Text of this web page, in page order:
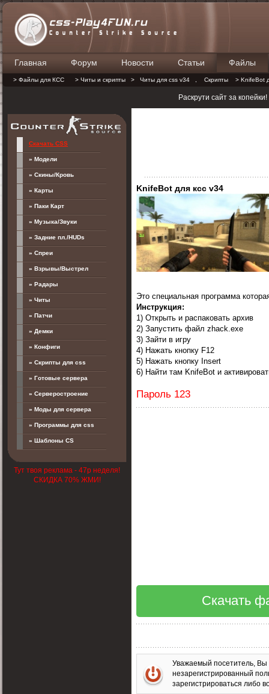
Главная Форум Новости Статьи Файлы
> Файлы для КСС > Читы и скрипты > Читы для css v34 Скрипты > KnifeBot
Раскрути сайт за
KnifeBot для ксс v34
Это специальная программа
Инструкция:
1) Открыть и распаковать архив
2) Запустить файл zhack.exe
3) Зайти в игру
4) Нажать кнопку F12
5) Нажать кнопку Insert
6) Найти там KnifeBot и
Пароль 123
Скачать
Уважаемый посетитель, Вы
незарегистрированный
зарегистрироваться либо
Скачать CSS
» Модели
» Скины/Кровь
» Карты
» Паки Карт
» Музыка/Звуки
» Задние пл./HUDs
» Спреи
» Взрывы/Выстрел
» Радары
» Читы
» Патчи
» Демки
» Конфиги
» Скрипты для css
» Готовые сервера
» Серверостроение
» Моды для сервера
» Программы для css
» Шаблоны CS
Тут твоя реклама - 47р неделя!
СКИДКА 70% ЖМИ!